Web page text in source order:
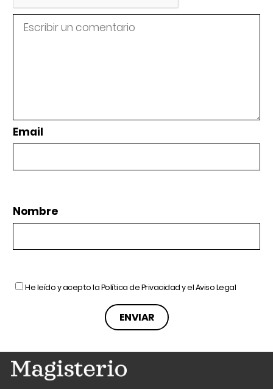
Email
Nombre
He leído y acepto laPolítica de Privacidady elAviso Legal